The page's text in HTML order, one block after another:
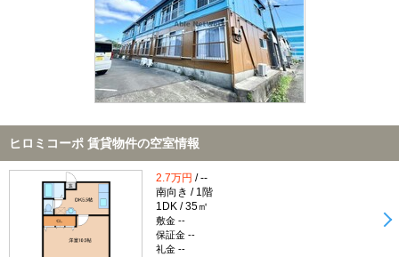
TOP
ヒロミコーポ 賃貸物件の空室情報
2.7万円 / --
南向き / 1階
1DK / 35㎡
敷金 --
保証金 --
礼金 --